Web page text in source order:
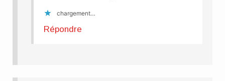
chargement…
Répondre